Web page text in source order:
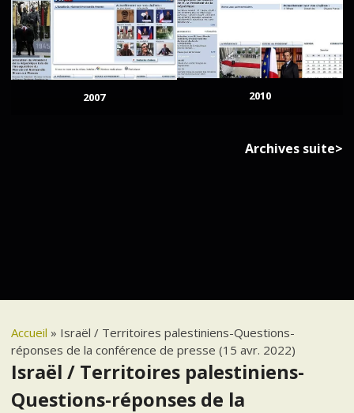
2007 2010
Archives suite>
Accueil » Israël / Territoires palestiniens-Questions-
réponses de la conférence de presse (15 avr. 2022)
Israël / Territoires palestiniens-
Questions-réponses de la